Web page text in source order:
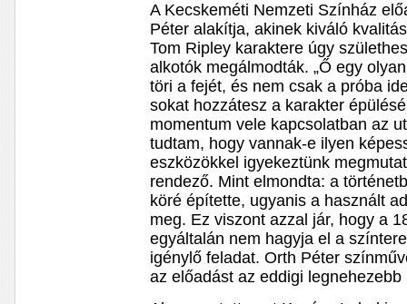
A Kecskeméti Nemzeti Színház
Péter alakítja, akinek kiváló
Tom Ripley karaktere úgy
alkotók megálmodták. „Ő egy
töri a fejét, és nem csak a próba
sokat hozzátesz a karakter
momentum vele kapcsolatban az
tudtam, hogy vannak-e ilyen
eszközökkel igyekeztünk
rendező. Mint elmondta: a
köré építette, ugyanis a használt
meg. Ez viszont azzal jár, hogy a
egyáltalán nem hagyja el a
igénylő feladat. Orth Péter
az előadást az eddigi